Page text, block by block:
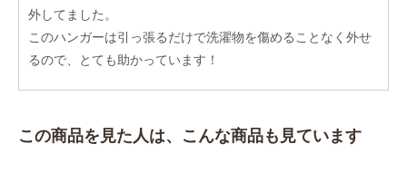
外してました。
このハンガーは引っ張るだけで洗濯物を傷めることなく外せ
るので、とても助かっています！
この商品を見た人は、こんな商品も見ています